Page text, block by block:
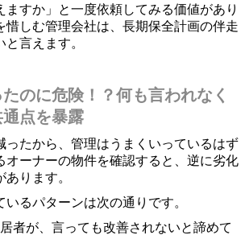
ますか」と一度依頼してみる価値があり
惜しむ管理会社は、長期保全計画の伴走
言えます。
のに危険！？何も言われなく
点を暴露
ったから、管理はうまくいっているはず
オーナーの物件を確認すると、逆に劣化
ります。
るパターンは次の通りです。
者が、言っても改善されないと諦めて